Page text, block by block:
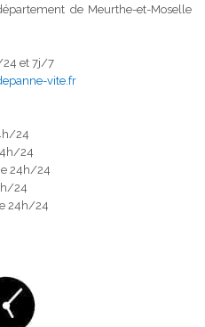
de Meurthe-et-Moselle
et 7j/7
vite.fr
24
24
24h/24
24
24h/24